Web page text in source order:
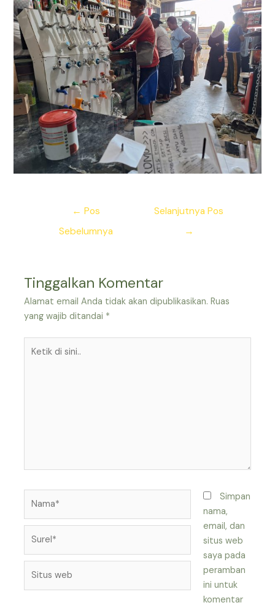
← Pos
Sebelumnya
Selanjutnya Pos
→
Tinggalkan Komentar
Alamat email Anda tidak akan dipublikasikan. Ruas
yang wajib ditandai *
web
Simpan
nama,
email, dan
situs web
saya pada
peramban
ini untuk
komentar